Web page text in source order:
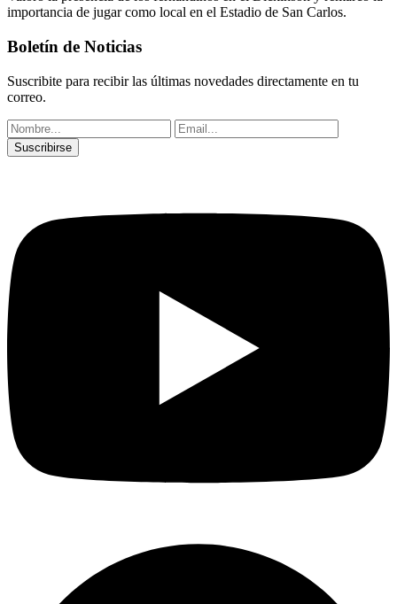
importancia de jugar como local en el Estadio de San Carlos.
Boletín de Noticias
Suscribite para recibir las últimas novedades directamente en tu
correo.
Suscribirse